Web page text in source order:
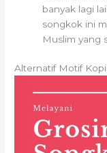
banyak lagi
songkok ini
Muslim yang
Alternatif Motif